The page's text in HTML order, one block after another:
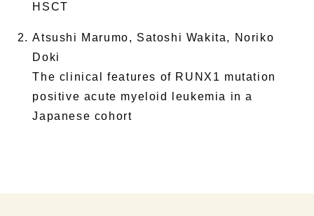
HSCT
Atsushi Marumo, Satoshi Wakita, Noriko
Doki
The clinical features of RUNX1 mutation
positive acute myeloid leukemia in a
Japanese cohort